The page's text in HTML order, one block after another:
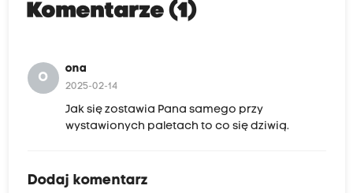
Komentarze (1)
O
ona
2025-02-14
Jak się zostawia Pana samego przy
wystawionych paletach to co się dziwią.
Dodaj komentarz